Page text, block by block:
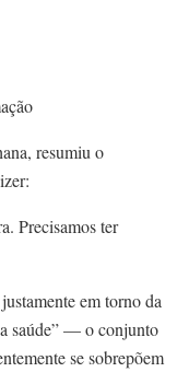
resumiu o
Precisamos ter
em torno da
saúde” — o conjunto
se sobrepõem